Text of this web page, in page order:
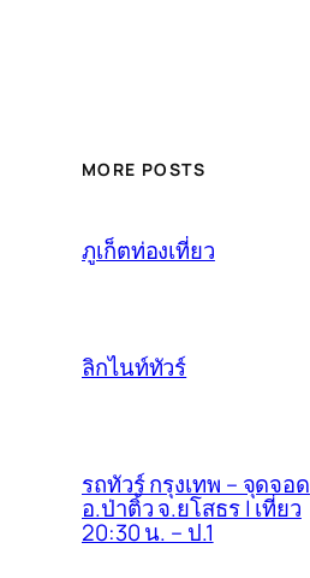
MORE POSTS
ภูเก็ตท่องเที่ยว
ลิกไนท์ทัวร์
รถทัวร์ กรุงเทพ – จุดจอด
อ.ป่าติ้ว จ.ยโสธร | เที่ยว
20:30 น. – ป.1